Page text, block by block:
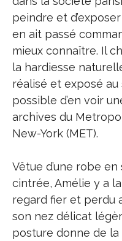
peindre et
en ait passé
mieux connaître. Il
la hardiesse
réalisé et exposé au
possible d’en voir
archives du
New-York (MET).
Vêtue d’une robe
cintrée, Amélie y a
regard fier et perdu
son nez délicat
posture donne de